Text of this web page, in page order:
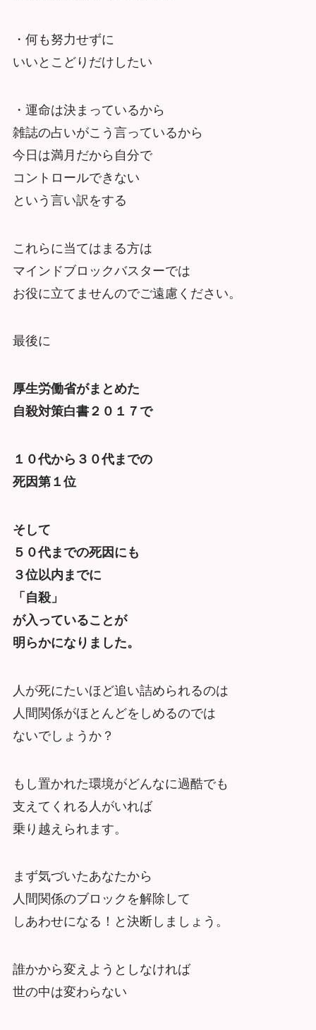
・何も努力せずに
いいとこどりだけしたい
・運命は決まっているから
雑誌の占いがこう言っているから
今日は満月だから自分で
コントロールできない
という言い訳をする
これらに当てはまる方は
マインドブロックバスターでは
お役に立てませんのでご遠慮ください。
最後に
厚生労働省がまとめた
自殺対策白書２０１７で
１０代から３０代までの
死因第１位
そして
５０代までの死因にも
３位以内までに
「自殺」
が入っていることが
明らかになりました。
人が死にたいほど追い詰められるのは
人間関係がほとんどをしめるのでは
ないでしょうか？
もし置かれた環境がどんなに過酷でも
支えてくれる人がいれば
乗り越えられます。
まず気づいたあなたから
人間関係のブロックを解除して
しあわせになる！と決断しましょう。
誰かから変えようとしなければ
世の中は変わらない